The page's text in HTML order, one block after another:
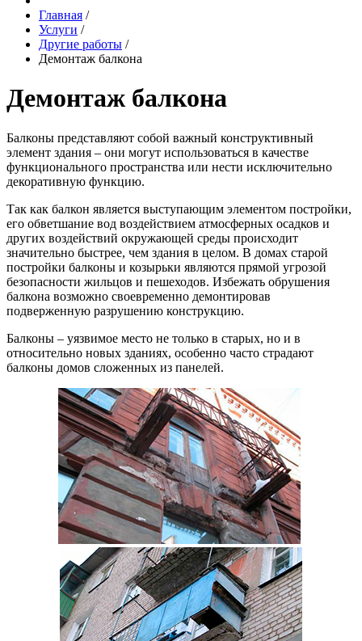
Главная /
Услуги /
Другие работы /
Демонтаж балкона
Демонтаж балкона
Балконы представляют собой важный конструктивный
элемент здания – они могут использоваться в качестве
функционального пространства или нести исключительно
декоративную функцию.
Так как балкон является выступающим элементом постройки,
его обветшание вод воздействием атмосферных осадков и
других воздействий окружающей среды происходит
значительно быстрее, чем здания в целом. В домах старой
постройки балконы и козырьки являются прямой угрозой
безопасности жильцов и пешеходов. Избежать обрушения
балкона возможно своевременно демонтировав
подверженную разрушению конструкцию.
Балконы – уязвимое место не только в старых, но и в
относительно новых зданиях, особенно часто страдают
балконы домов сложенных из панелей.